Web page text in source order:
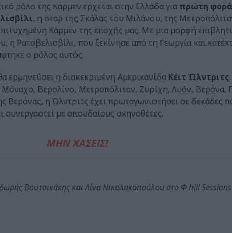
ρόλο της Κάρμεν έρχεται στην Ελλάδα για πρώτη φορά
, η σταρ της Σκάλας του Μιλάνου, της
Κάρμεν της εποχής μας. Με μια μορφή
η Ρατσβελισβίλι, που ξεκίνησε από τη Γεωργία και
ο ρόλος αυτός.
ερμηνεύσει η διακεκριμένη Αμερικανίδα Κέιτ Ώλντριτς
Μόναχο, Βερολίνο, Μετροπόλιταν, Ζυρίχη, Λυόν, Βερόνα,
Βερόνας, η Ώλντριτς έχει πρωταγωνιστήσει σε δεκάδες
συνεργαστεί με σπουδαίους σκηνοθέτες.
ΜΗΝ ΧΑΣΕΙΣ!
Βουτσικάκης και Λίνα Νικολακοπούλου στο Φ hill Sessions